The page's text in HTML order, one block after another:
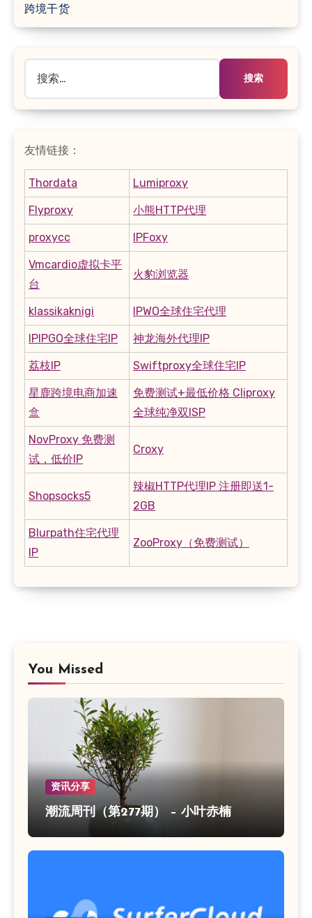
跨境干货
索：
友情链接：
Thordata Lumiproxy
Flyproxy 小熊HTTP代理
proxycc IPFoxy
Vmcardio虚拟卡平
台
火豹浏览器
klassikaknigi IPWO全球住宅代理
IPIPGO全球住宅IP 神龙海外代理IP
荔枝IP Swiftproxy全球住宅IP
星鹿跨境电商加速
盒
免费测试+最低价格 Cliproxy
全球纯净双ISP
NovProxy 免费测
试，低价IP
Croxy
Shopsocks5
辣椒HTTP代理IP 注册即送1-
2GB
Blurpath住宅代理
IP
ZooProxy（免费测试）
You Missed
资讯分享
潮流周刊（第277期） – 小叶赤楠